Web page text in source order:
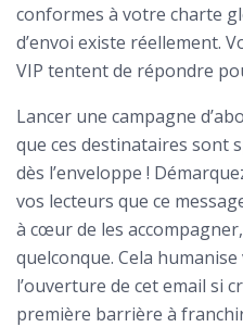
conformes à votre charte
d’envoi existe réellement.
VIP tentent de répondre
Lancer une campagne
que ces destinataires sont
dès l’enveloppe !
vos lecteurs que ce
à cœur de les
quelconque. Cela
l’ouverture de cet email si
première barrière à